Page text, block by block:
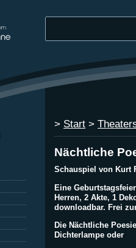
> Start >
Nächtliche
Schauspiel von Kurt
Eine
Herren, 2 Akte, 1
downloadbar. Frei
Die Nächtliche
Dichterlampe oder